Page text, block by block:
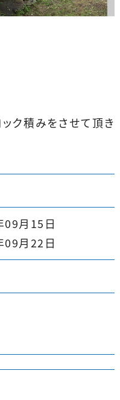
ク積みをさせて頂き
09月15日
09月22日